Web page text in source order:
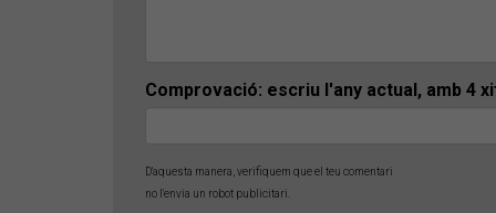
Comprovació: escriu l'any actual, amb 4
D'aquesta manera, verifiquem que el teu comentari
no l'envia un robot publicitari.